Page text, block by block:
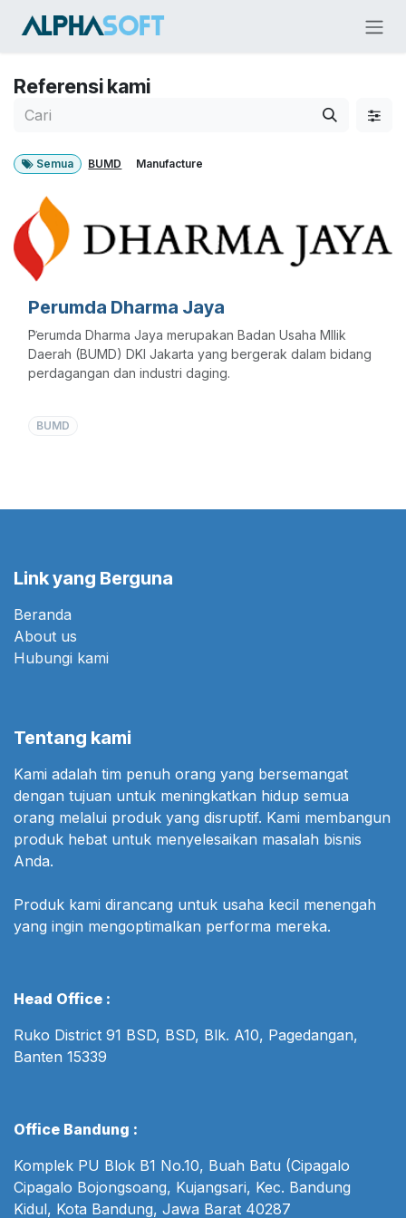
Referensi kami
Semua BUMD Manufacture
Perumda Dharma Jaya
Perumda Dharma Jaya merupakan Badan Usaha MIlik
Daerah (BUMD) DKI Jakarta yang bergerak dalam bidang
perdagangan dan industri daging.
Unit Usaha Produksi
Unit Usaha Cold Storage dan Kandang Hewan
BUMD
Link yang Berguna
Beranda
About us
Hubungi kami
Tentang kami
Kami adalah tim penuh orang yang bersemangat
dengan tujuan untuk meningkatkan hidup semua
orang melalui produk yang disruptif. Kami membangun
produk hebat untuk menyelesaikan masalah bisnis
Anda.
Produk kami dirancang untuk usaha kecil menengah
yang ingin mengoptimalkan performa mereka.
Head Office :
Ruko District 91 BSD, BSD, Blk. A10, Pagedangan,
Banten 15339
Office Bandung :
Komplek PU Blok B1 No.10, Buah Batu (Cipagalo
Cipagalo Bojongsoang, Kujangsari, Kec. Bandung
Kidul, Kota Bandung, Jawa Barat 40287